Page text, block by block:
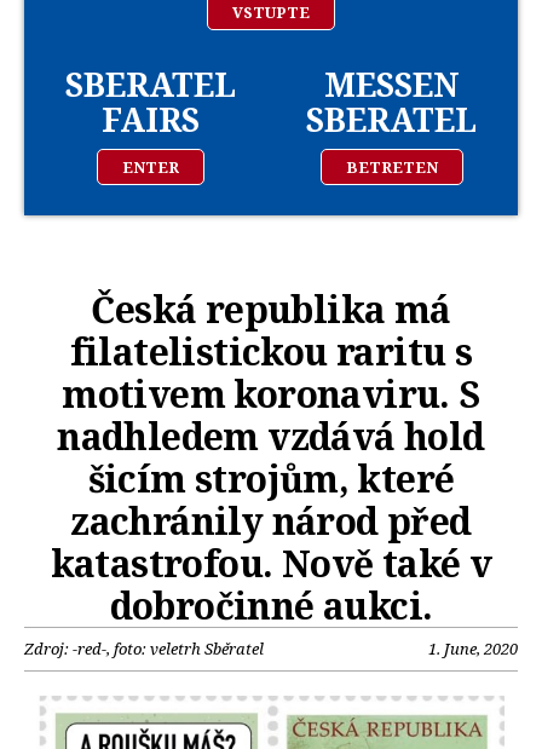
VSTUPTE
SBERATEL
FAIRS
ENTER
MESSEN
SBERATEL
BETRETEN
Česká republika má
filatelistickou raritu s
motivem koronaviru. S
nadhledem vzdává hold
šicím strojům, které
zachránily národ před
katastrofou. Nově také v
dobročinné aukci.
Zdroj: -red-, foto: veletrh Sběratel 1. June, 2020